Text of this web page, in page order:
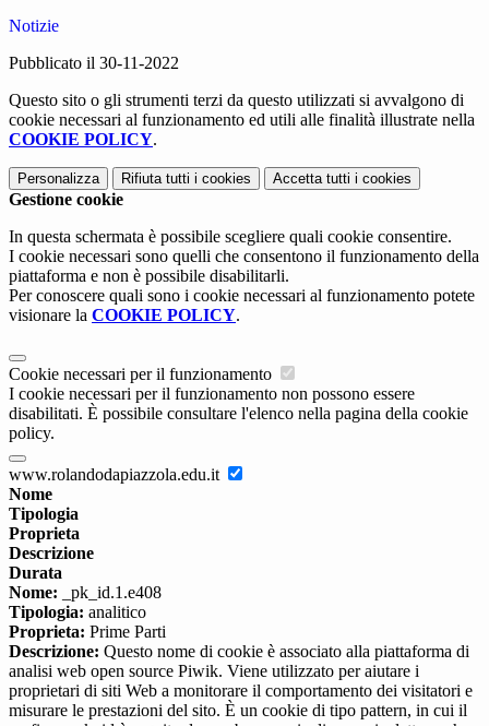
Notizie
Pubblicato il 30-11-2022
Questo sito o gli strumenti terzi da questo utilizzati si avvalgono di
cookie necessari al funzionamento ed utili alle finalità illustrate nella
COOKIE POLICY.
Personalizza Rifiuta tutti i cookies Accetta tutti i cookies
Gestione cookie
In questa schermata è possibile scegliere quali cookie consentire.
I cookie necessari sono quelli che consentono il funzionamento della
piattaforma e non è possibile disabilitarli.
Per conoscere quali sono i cookie necessari al funzionamento potete
visionare la COOKIE POLICY.
Cookie necessari per il funzionamento
I cookie necessari per il funzionamento non possono essere
disabilitati. È possibile consultare l'elenco nella pagina della cookie
policy.
www.rolandodapiazzola.edu.it
Nome
Tipologia
Proprieta
Descrizione
Durata
Nome: _pk_id.1.e408
Tipologia: analitico
Proprieta: Prime Parti
Descrizione: Questo nome di cookie è associato alla piattaforma di
analisi web open source Piwik. Viene utilizzato per aiutare i
proprietari di siti Web a monitorare il comportamento dei visitatori e
misurare le prestazioni del sito. È un cookie di tipo pattern, in cui il